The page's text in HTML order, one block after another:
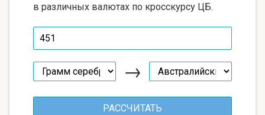
в различных валютах по кросскурсу ЦБ.
→